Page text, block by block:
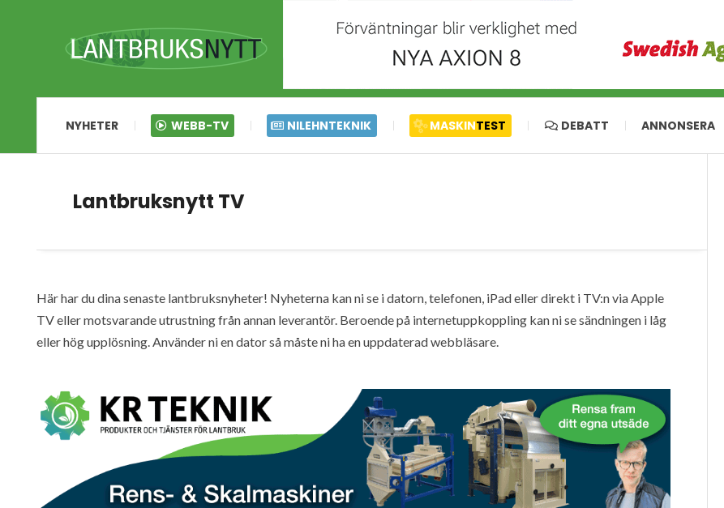
NYHETER WEBB-TV NILEHNTEKNIK MASKINTEST DEBATT ANNONSERA
Lantbruksnytt TV
Här har du dina senaste lantbruksnyheter! Nyheterna kan ni se i datorn, telefonen, iPad eller direkt i TV:n via Apple
TV eller motsvarande utrustning från annan leverantör. Beroende på internetuppkoppling kan ni se sändningen i låg
eller hög upplösning. Använder ni en dator så måste ni ha en uppdaterad webbläsare.